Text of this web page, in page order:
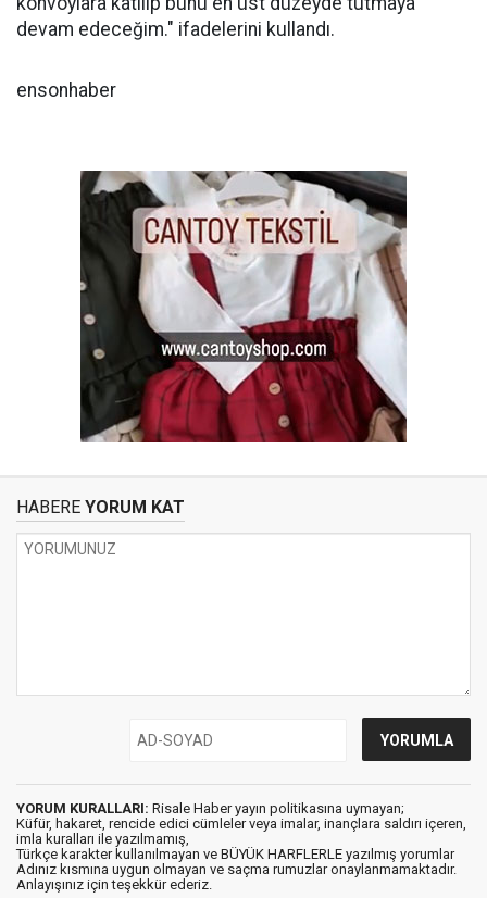
devam edeceğim." ifadelerini kullandı.
ensonhaber
HABERE YORUM KAT
YORUM KURALLARI: Risale Haber yayın politikasına uymayan;
Küfür, hakaret, rencide edici cümleler veya imalar, inançlara saldırı içeren,
imla kuralları ile yazılmamış,
Türkçe karakter kullanılmayan ve BÜYÜK HARFLERLE yazılmış yorumlar
Adınız kısmına uygun olmayan ve saçma rumuzlar onaylanmamaktadır.
Anlayışınız için teşekkür ederiz.